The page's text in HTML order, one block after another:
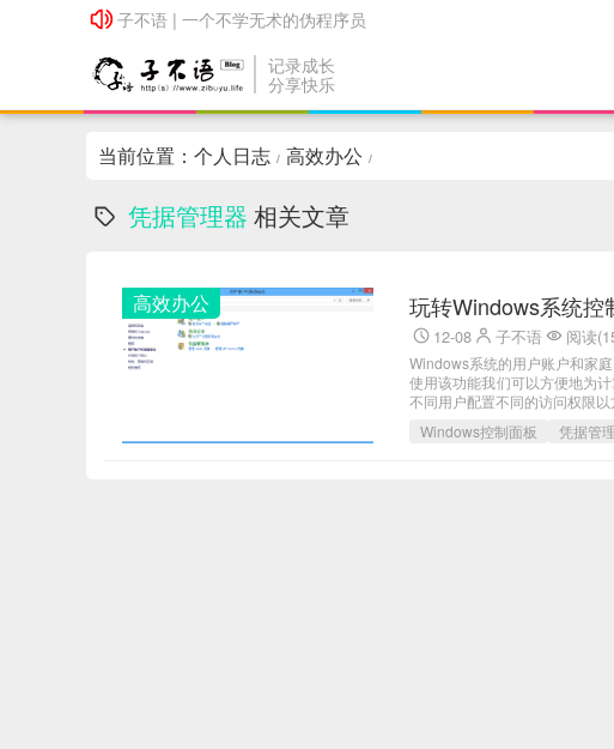
子不语 | 一个不学无术的伪程序员
子不语 | 一个不学无术的伪程序员
记录成长
分享快乐
当前位置： 个人日志 / 高效办公 /
凭据管理器 相关文章
高效办公 玩转Windows系统控
12-08 子不语 阅读
Windows系统的用户账户和家
使用该功能我们可以方便地为
不同用户配置不同的访问权限以
Windows控制面板
凭据管